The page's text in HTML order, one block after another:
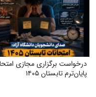
درخواست برگزاری مجازی
پایان‌ترم تابستان ۱۴۰۵